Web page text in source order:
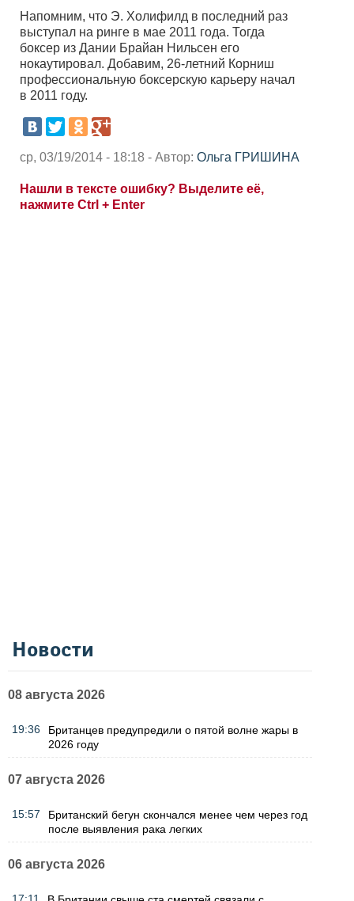
Напомним, что Э. Холифилд в последний раз
выступал на ринге в мае 2011 года. Тогда
боксер из Дании Брайан Нильсен его
нокаутировал. Добавим, 26-летний Корниш
профессиональную боксерскую карьеру начал
в 2011 году.
ср, 03/19/2014 - 18:18 - Автор: Ольга ГРИШИНА
Нашли в тексте ошибку? Выделите её,
нажмите Ctrl + Enter
Новости
08 августа 2026
19:36
Британцев предупредили о пятой волне жары в
2026 году
07 августа 2026
15:57
Британский бегун скончался менее чем через год
после выявления рака легких
06 августа 2026